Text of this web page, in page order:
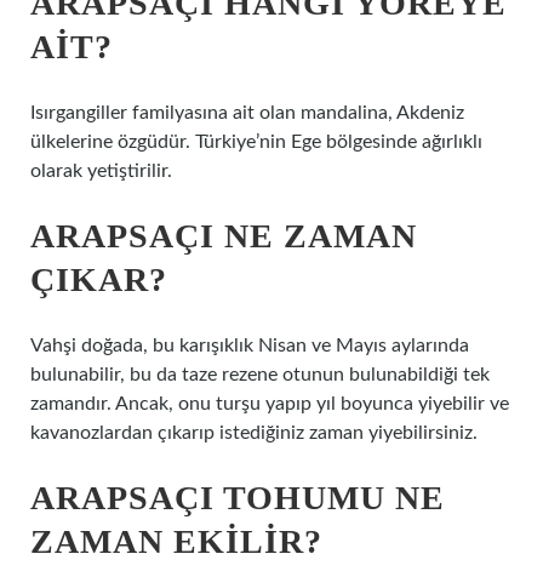
AIT?
Isırgangiller familyasına ait olan mandalina, Akdeniz
ülkelerine özgüdür. Türkiye’nin Ege bölgesinde ağırlıklı
olarak yetiştirilir.
ARAPSAÇI NE ZAMAN
ÇIKAR?
Vahşi doğada, bu karışıklık Nisan ve Mayıs aylarında
bulunabilir, bu da taze rezene otunun bulunabildiği tek
zamandır. Ancak, onu turşu yapıp yıl boyunca yiyebilir ve
kavanozlardan çıkarıp istediğiniz zaman yiyebilirsiniz.
ARAPSAÇI TOHUMU NE
ZAMAN EKILIR?